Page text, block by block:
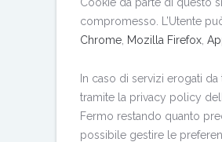
compromesso. L’Utente
Chrome Mozilla Firefox
In caso di servizi erogati
tramite la privacy policy
Fermo restando quanto
possibile gestire le